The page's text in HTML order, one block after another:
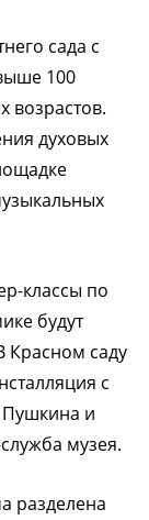
сада с
100
возрастов.
духовых
классы по
будут
Красном саду
с
и
музея.
разделена